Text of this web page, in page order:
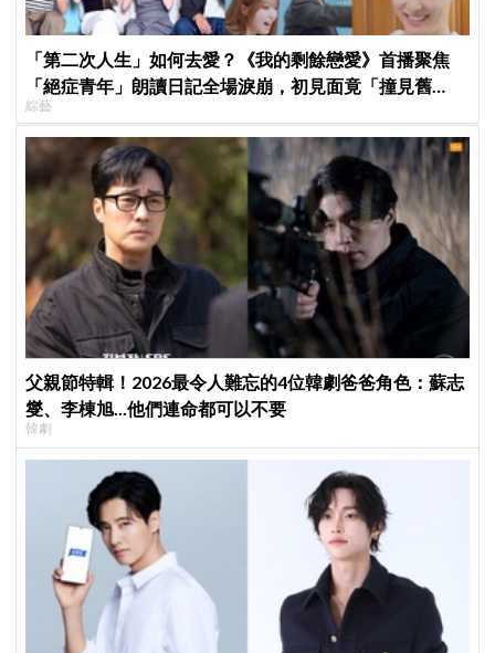
「第二次人生」如何去愛？《我的剩餘戀愛》首播聚焦
「絕症青年」朗讀日記全場淚崩，初見面竟「撞見舊
識」！
綜藝
父親節特輯！2026最令人難忘的4位韓劇爸爸角色：蘇志
燮、李棟旭...他們連命都可以不要
韓劇